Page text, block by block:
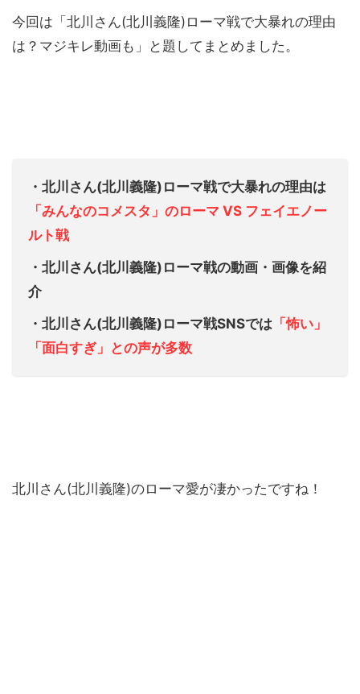
今回は「北川さん(北川義隆)ローマ戦で大暴れの理由
は？マジキレ動画も」と題してまとめました。
・北川さん(北川義隆)ローマ戦で大暴れの理由は
「みんなのコメスタ」のローマ VS フェイエノー
ルト戦
・北川さん(北川義隆)ローマ戦の動画・画像を紹
介
・北川さん(北川義隆)ローマ戦SNSでは 「怖い」
「面白すぎ」との声が多数
北川さん(北川義隆)のローマ愛が凄かったですね！